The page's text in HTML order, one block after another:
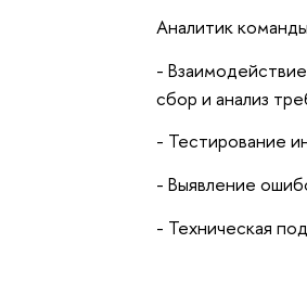
Аналитик
-
сбор и анализ
- Тестирование
- Выявление
- Техническая